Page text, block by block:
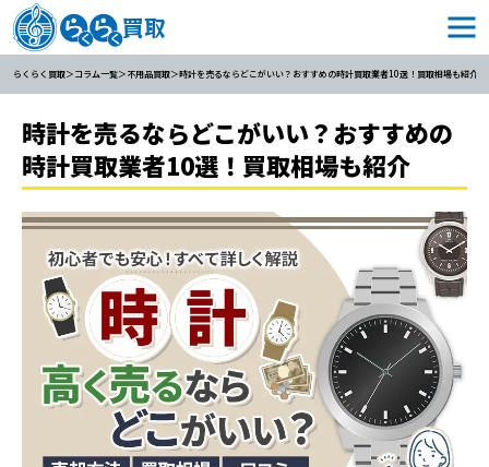
らくらく買取 コラム一覧 不用品買取 時計を売るならどこがいい？おすすめの時計買取業者10選！買取相場も紹介
時計を売るならどこがいい？おすすめの
時計買取業者10選！買取相場も紹介